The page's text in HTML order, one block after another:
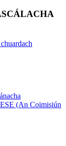
(An Coimisiún